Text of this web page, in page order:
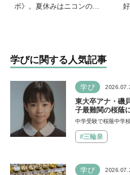
ボ》。夏休みはニコンの特
学びに関する人気記事
学び
東大卒アナ・磯
子最難関の桜蔭
た渋渋に。母親
中学受験で桜蔭中学
#三輪泉
学び